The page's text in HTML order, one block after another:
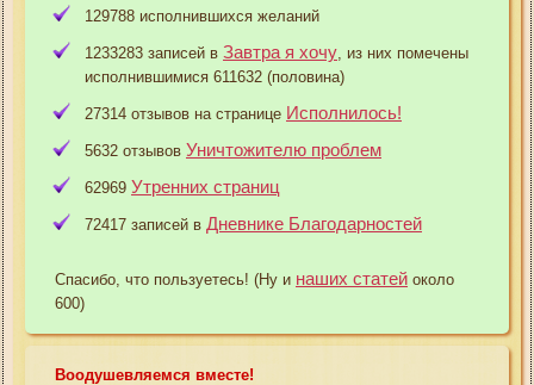
129788 исполнившихся желаний
1233283 записей в Завтра я хочу , из них помечены
исполнившимися 611632 (половина)
27314 отзывов на странице Исполнилось!
5632 отзывов Уничтожителю проблем
62969 Утренних страниц
72417 записей в Дневнике Благодарностей
Спасибо, что пользуетесь! (Ну и наших статей около
600)
Воодушевляемся вместе!